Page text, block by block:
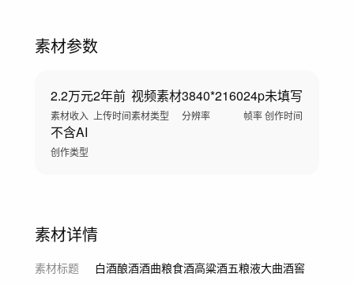
素材参数
2.2万元
素材收入
2年前
上传时间
视频素材
素材类型
3840*2160
分辨率
24p
帧率
未填写
创作时间
不含AI
创作类型
素材详情
素材标题
白酒酿酒酒曲粮食酒高粱酒五粮液大曲酒窖